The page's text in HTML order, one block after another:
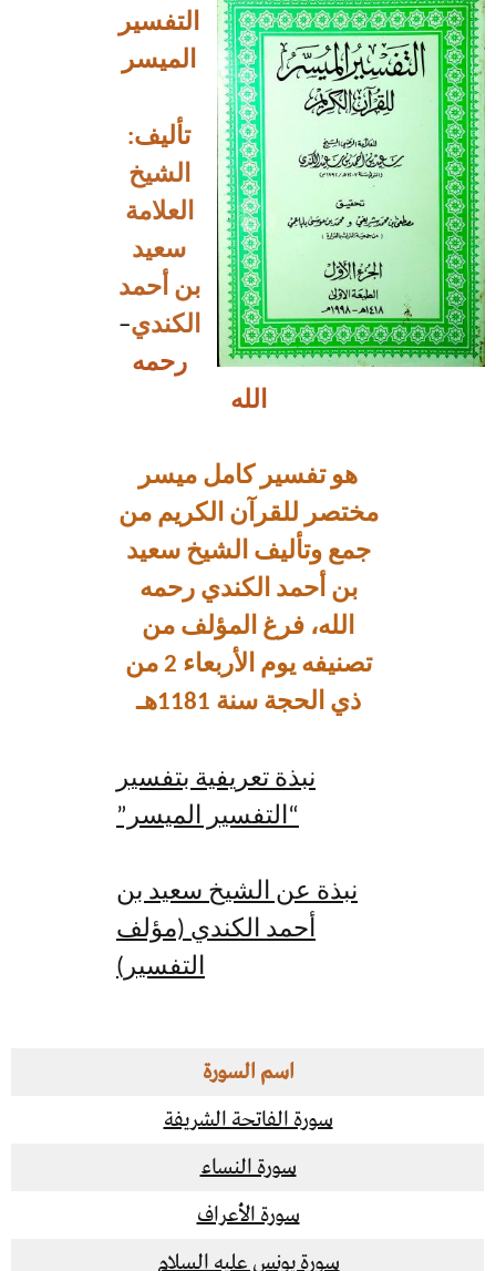
e
التفسير
الميسر
تأليف:
الشيخ
العلامة
سعيد
بن أحمد
الكندي–
رحمه
الله
هو تفسير كامل ميسر
مختصر للقرآن الكريم من
جمع وتأليف الشيخ سعيد
بن أحمد الكندي رحمه
الله، فرغ المؤلف من
تصنيفه يوم الأربعاء 2 من
ذي الحجة سنة 1181هـ
نبذة تعريفية بتفسير
“التفسير الميسر”
نبذة عن الشيخ سعيد بن
أحمد الكندي (مؤلف
التفسير)
اسمالسورة
سورة الفاتحة الشريفة
سورة النساء
سورة الأعراف
سورة يونس عليه السلام